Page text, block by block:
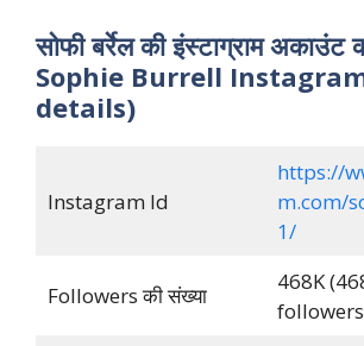
सोफी बर्रेल की इंस्टाग्राम अकाउंट
Sophie Burrell
details)
Instagram Id
https://
m.com/
1/
Followers की संख्या
468K
followers